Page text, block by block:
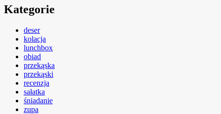
Kategorie
deser
kolacja
lunchbox
obiad
przekąska
przekąski
recenzja
sałatka
śniadanie
zupa